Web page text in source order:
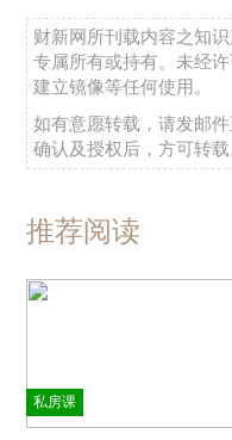
财新网所刊载内容之知
专属所有或持有。未经
建立镜像等任何使用。
如有意愿转载，请发邮
确认及授权后，方可转载
推荐阅读
私房课